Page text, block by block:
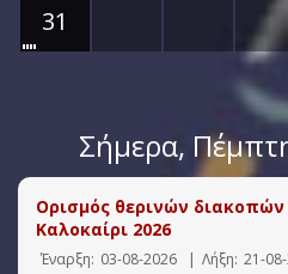
31
Σήμερα,
Ορισμός θερινών διακοπών
Καλοκαίρι 2026
Έναρξη: 03-08-2026 | Λήξη: 21-